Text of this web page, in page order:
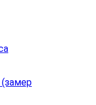
(замер